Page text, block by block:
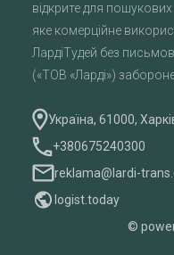
відкрите для
яке комерційне
ЛардіТудей без
(«ТОВ «Ларді»)
Україна, 61000,
+380675240300
reklama@lardi-
logist.today
©